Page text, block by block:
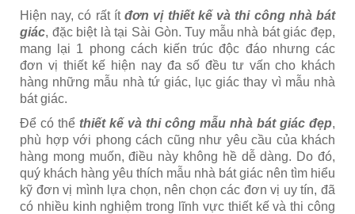
Hiện nay, có rất ítđơn vị thiết kế và thi công nhà bát
giác, đặc biệt là tại Sài Gòn. Tuy mẫu nhà bát giác đẹp,
mang lại 1 phong cách kiến trúc độc đáo nhưng các
đơn vị thiết kế hiện nay đa số đều tư vấn cho khách
hàng những mẫu nhà tứ giác, lục giác thay vì mẫu nhà
bát giác.
Để có thể thiết kế và thi công mẫu nhà bát giác đẹp,
phù hợp với phong cách cũng như yêu cầu của khách
hàng mong muốn, điều này không hề dễ dàng. Do đó,
quý khách hàng yêu thích mẫu nhà bát giác nên tìm hiểu
kỹ đơn vị mình lựa chọn, nên chọn các đơn vị uy tín, đã
có nhiều kinh nghiệm trong lĩnh vực thiết kế và thi công